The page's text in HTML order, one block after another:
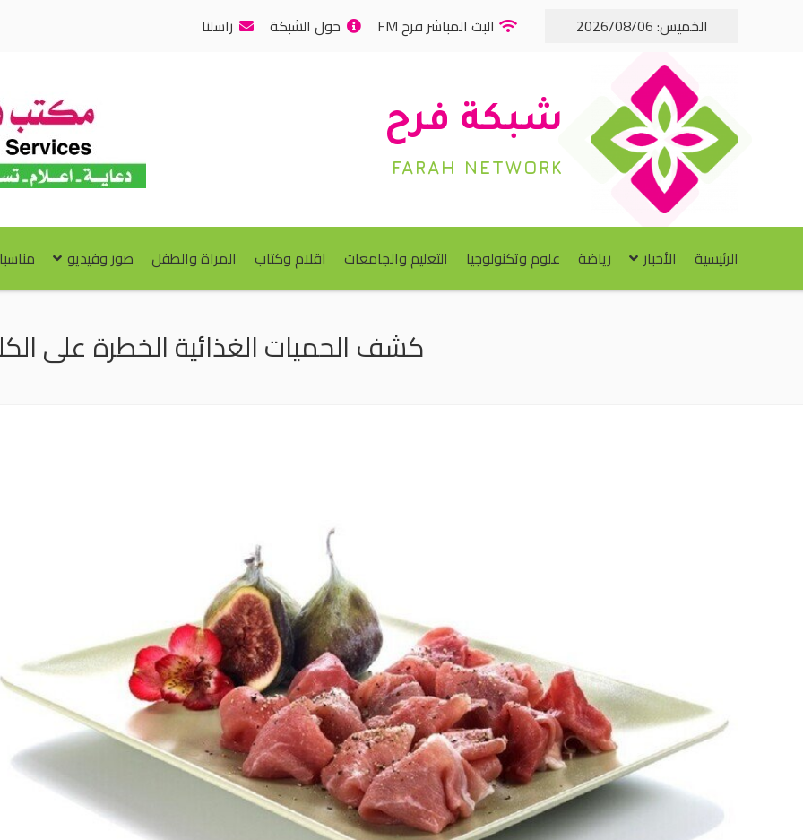
الخميس: 2026/08/06 البث المباشر فرح FM حول الشبكة راسلنا
شبكة فرح
FARAH NETWORK
الرئيسية الأخبار رياضة علوم وتكنولوجيا التعليم والجامعات اقلام وكتاب المراة والطفل صور وفيديو
كشف الحميات الغذائية الخطرة على